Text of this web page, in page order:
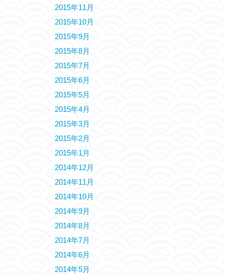
2015年11月
2015年10月
2015年9月
2015年8月
2015年7月
2015年6月
2015年5月
2015年4月
2015年3月
2015年2月
2015年1月
2014年12月
2014年11月
2014年10月
2014年9月
2014年8月
2014年7月
2014年6月
2014年5月